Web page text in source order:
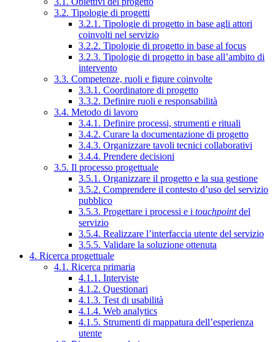
3.2. Tipologie di progetti
3.2.1. Tipologie di progetto in base agli attori
coinvolti nel servizio
3.2.2. Tipologie di progetto in base al focus
3.2.3. Tipologie di progetto in base all’ambito di
intervento
3.3. Competenze, ruoli e figure coinvolte
3.3.1. Coordinatore di progetto
3.3.2. Definire ruoli e responsabilità
3.4. Metodo di lavoro
3.4.1. Definire processi, strumenti e rituali
3.4.2. Curare la documentazione di progetto
3.4.3. Organizzare tavoli tecnici collaborativi
3.4.4. Prendere decisioni
3.5. Il processo progettuale
3.5.1. Organizzare il progetto e la sua gestione
3.5.2. Comprendere il contesto d’uso del servizio
pubblico
3.5.3. Progettare i processi e i touchpointdel
servizio
3.5.4. Realizzare l’interfaccia utente del servizio
3.5.5. Validare la soluzione ottenuta
4. Ricerca progettuale
4.1. Ricerca primaria
4.1.1. Interviste
4.1.2. Questionari
4.1.3. Test di usabilità
4.1.4. Web analytics
4.1.5. Strumenti di mappatura dell’esperienza
utente